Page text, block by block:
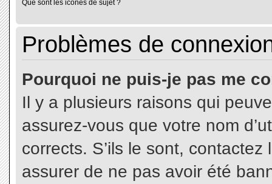
Que sont les icônes de sujet ?
Problèmes de
Pourquoi ne puis-je pas me
Il y a plusieurs raisons qui
assurez-vous que votre nom
corrects. S’ils le sont,
assurer de ne pas avoir été